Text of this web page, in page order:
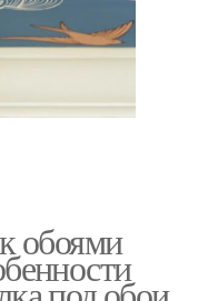
обоями